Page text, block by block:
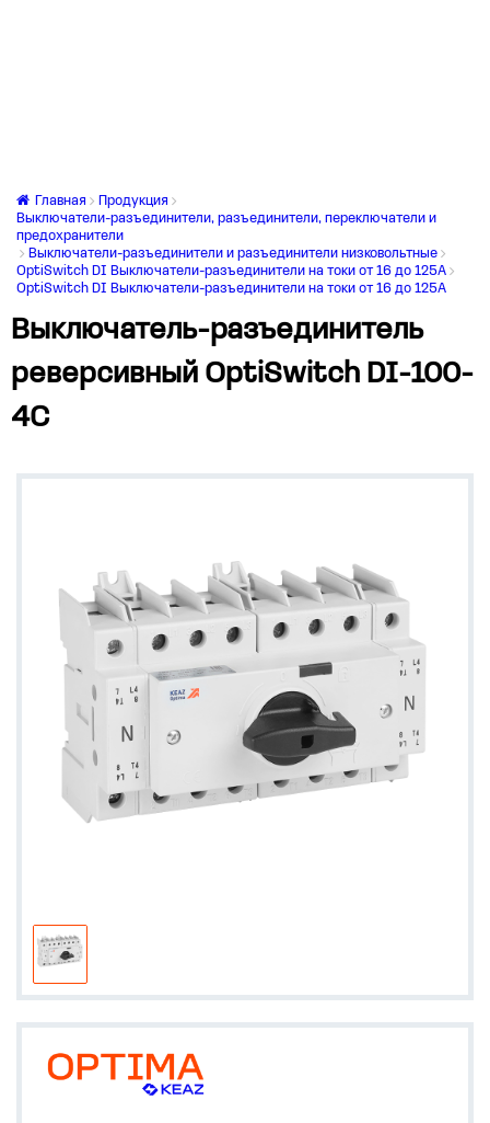
Главная
Продукция
Выключатели-разъединители, разъединители, переключатели и
предохранители
Выключатели-разъединители и разъединители низковольтные
OptiSwitch DI Выключатели-разъединители на токи от 16 до 125А
OptiSwitch DI Выключатели-разъединители на токи от 16 до 125А
Выключатель-разъединитель
реверсивный OptiSwitch DI-100-
4C